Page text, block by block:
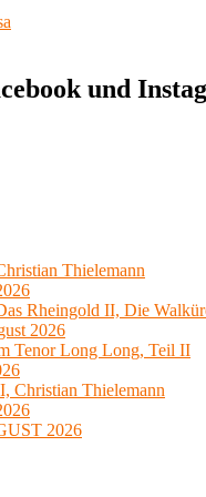
und
Thielemann
Rheingold II, Die
2026
Tenor Long Long, Teil II
Christian Thielemann
2026